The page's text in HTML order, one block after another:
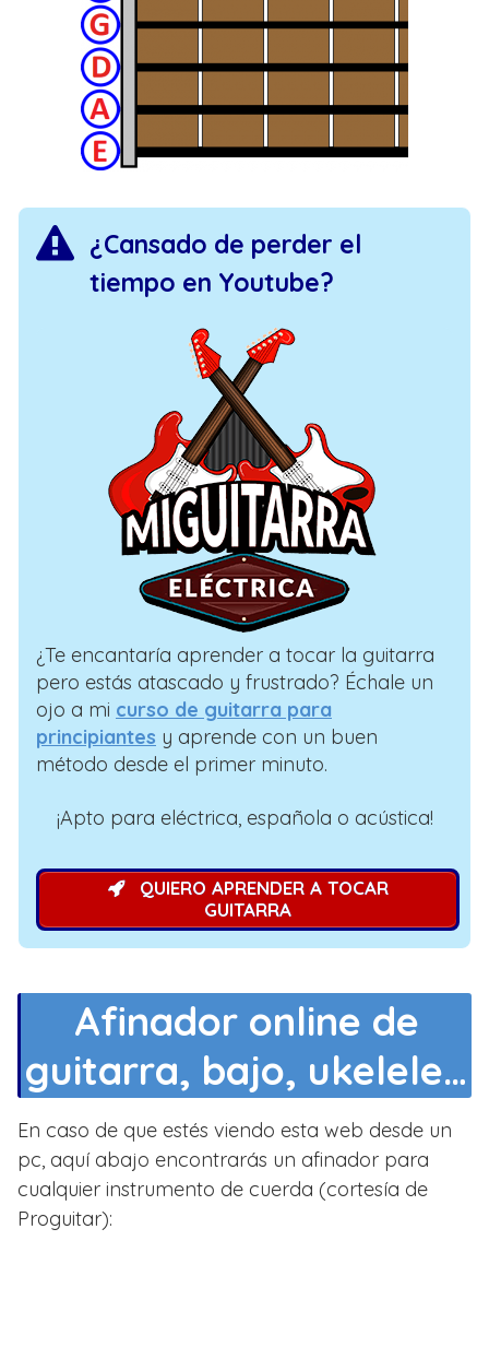
¿Cansado de perder el
tiempo en Youtube?
¿Te encantaría aprender a tocar la guitarra
pero estás atascado y frustrado? Échale un
ojo a mi curso de guitarra para
principiantes y aprende con un buen
método desde el primer minuto.
¡Apto para eléctrica, española o acústica!
QUIERO APRENDER A TOCAR
GUITARRA
Afinador online de
guitarra, bajo, ukelele…
En caso de que estés viendo esta web desde un
pc, aquí abajo encontrarás un afinador para
cualquier instrumento de cuerda (cortesía de
Proguitar):